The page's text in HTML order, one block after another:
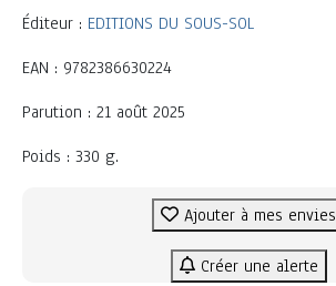
Éditeur : EDITIONS DU SOUS-SOL
EAN : 9782386630224
Parution : 21 août 2025
Poids : 330 g.
Ajouter à mes envies
Créer une alerte